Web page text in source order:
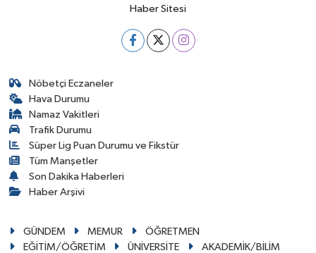
Haber Sitesi
Nöbetçi Eczaneler
Hava Durumu
Namaz Vakitleri
Trafik Durumu
Süper Lig Puan Durumu ve Fikstür
Tüm Manşetler
Son Dakika Haberleri
Haber Arşivi
GÜNDEM MEMUR
ÖĞRETMEN
EĞİTİM/ÖĞRETİM
ÜNİVERSİTE
AKADEMİK/BİLİM